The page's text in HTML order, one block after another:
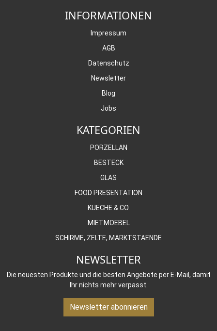
INFORMATIONEN
Impressum
AGB
Datenschutz
Newsletter
Blog
Jobs
KATEGORIEN
PORZELLAN
BESTECK
GLAS
FOOD PRESENTATION
KUECHE & CO.
MIETMOEBEL
SCHIRME, ZELTE, MARKTSTAENDE
NEWSLETTER
Die neuesten Produkte und die besten Angebote per E-Mail, damit
Ihr nichts mehr verpasst.
Newsletter abonnieren